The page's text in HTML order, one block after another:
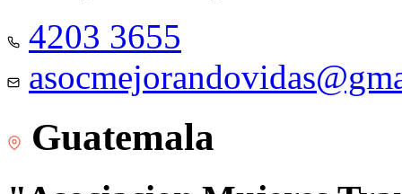
4203 3655
Guatemala